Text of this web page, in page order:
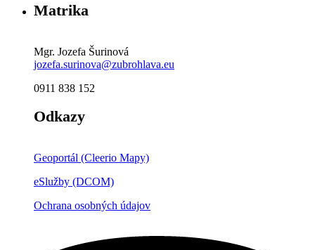
Matrika
Mgr. Jozefa Šurinová
jozefa.surinova@zubrohlava.eu
0911 838 152
Odkazy
Geoportál (Cleerio Mapy)
eSlužby (DCOM)
Ochrana osobných údajov